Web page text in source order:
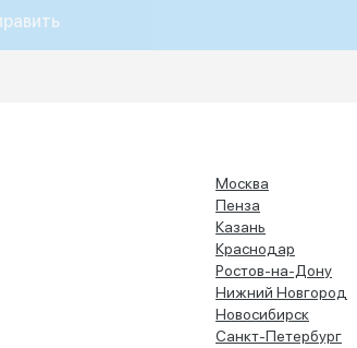
Москва
Пенза
Казань
Краснодар
Ростов-на-Дону
Нижний Новгород
Новосибирск
Санкт-Петербург